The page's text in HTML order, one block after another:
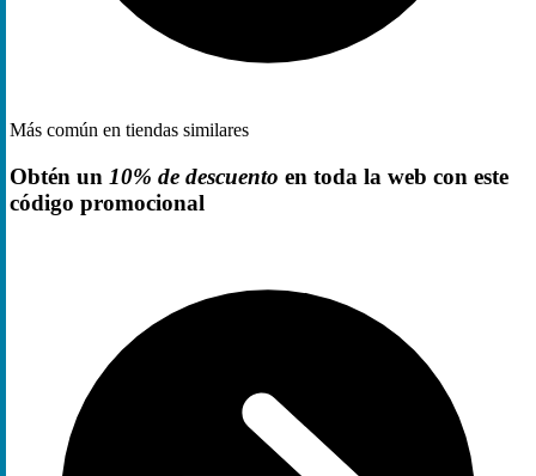
Más común en tiendas similares
Obtén un 10% de descuento en toda la web con este
código promocional